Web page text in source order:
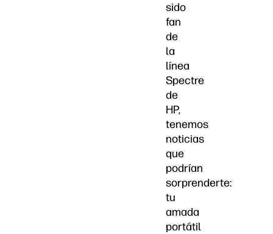
sido
fan
de
la
línea
Spectre
de
HP,
tenemos
noticias
que
podrían
sorprenderte:
tu
amada
portátil